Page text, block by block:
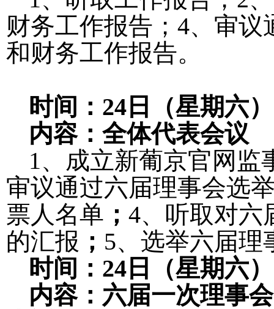
财务工作报告； 4、审议
和财务工作报告。
时间： 24 日（星期六）
内容：全体代表会议
1、成立新葡京官网监
审议通过六届理事会选
票人名单 ； 4、听取对六
的汇报 ； 5、选举六届理
时间： 24 日（星期六）
内容：六届一次理事